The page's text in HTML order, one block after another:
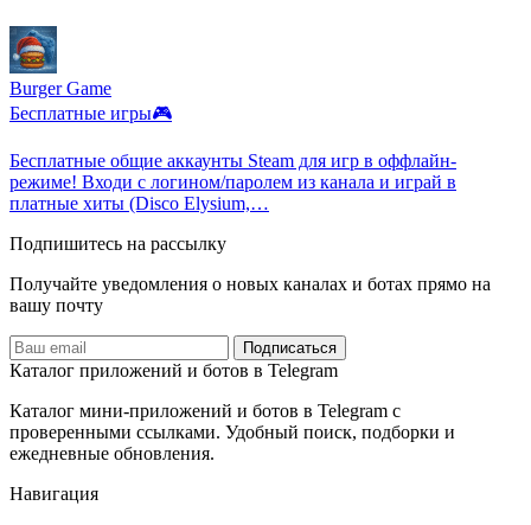
Burger Game
Бесплатные игры🎮
Бесплатные общие аккаунты Steam для игр в оффлайн-
режиме! Входи с логином/паролем из канала и играй в
платные хиты (Disco Elysium,…
Подпишитесь на рассылку
Получайте уведомления о новых каналах и ботаx прямо на
вашу почту
Подписаться
Каталог приложений и ботов в Telegram
Каталог мини-приложений и ботов в Telegram с
проверенными ссылками. Удобный поиск, подборки и
ежедневные обновления.
Навигация